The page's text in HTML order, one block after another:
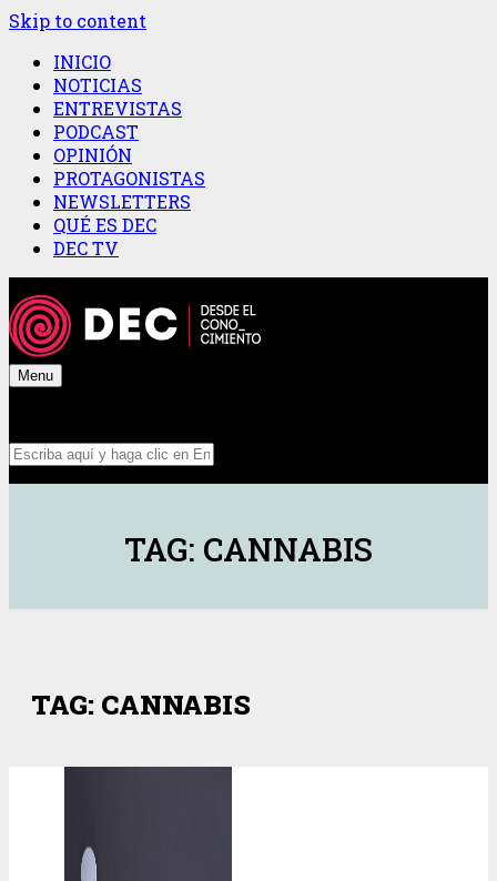
Skip to content
INICIO
NOTICIAS
ENTREVISTAS
PODCAST
OPINIÓN
PROTAGONISTAS
NEWSLETTERS
QUÉ ES DEC
DEC TV
Menu
TAG: CANNABIS
TAG: CANNABIS